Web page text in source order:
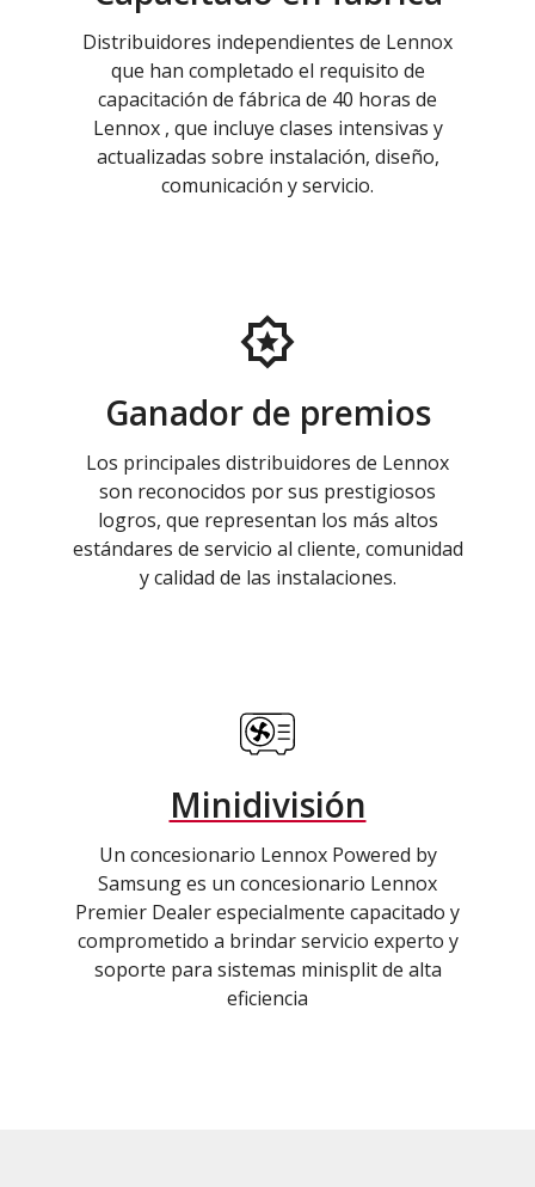
Distribuidores independientes de Lennox
que han completado el requisito de
capacitación de fábrica de 40 horas de
Lennox , que incluye clases intensivas y
actualizadas sobre instalación, diseño,
comunicación y servicio.
Ganador de premios
Los principales distribuidores de Lennox
son reconocidos por sus prestigiosos
logros, que representan los más altos
estándares de servicio al cliente, comunidad
y calidad de las instalaciones.
Minidivisión
Un concesionario Lennox Powered by
Samsung es un concesionario Lennox
Premier Dealer especialmente capacitado y
comprometido a brindar servicio experto y
soporte para sistemas minisplit de alta
eficiencia